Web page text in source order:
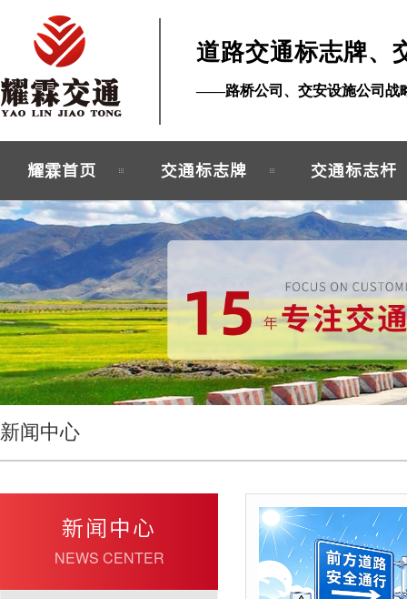
道路交通标志牌、
——路桥公司、交安设施公司战
耀霖首页 交通标志牌 交通标志杆
新闻中心
新闻中心
NEWS CENTER